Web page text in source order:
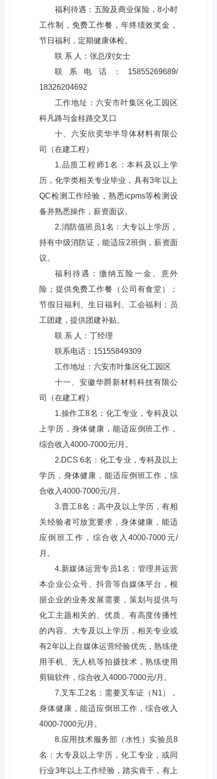
福利待遇：五险及商业保险，8小时
工作制，免费工作餐，年终绩效奖金，
节日福利，定期健康体检。
联 系 人：张总/刘女士
联系电话：15855269689/
18326204692
工作地址：六安市叶集区化工园区
科凡路与金桂路交叉口
十、六安欣奕华半导体材料有限公
司（在建工程）
1.品质工程师1名：本科及以上学
历，化学类相关专业毕业，具有3年以上
QC检测工作经验，熟悉icpms等检测设
备并熟悉操作，薪资面议。
2.消防值班员1名：大专以上学历，
持有中级消防证，能适应2班倒，薪资面
议。
福利待遇：缴纳五险一金、意外
险；提供免费工作餐（公司有食堂）；
节假日福利、生日福利、工会福利；员
工团建，提供团建补贴。
联 系 人：丁经理
联系电话：15155849309
工作地址：六安市叶集区化工园区
十一、安徽华爵新材料科技有限公
司（在建工程）
1.操作工8名：化工专业，专科及以
上学历，身体健康，能适应倒班工作，
综合收入4000-7000元/月。
2.DCS 6名：化工专业，专科及以上
学历，身体健康，能适应倒班工作，综
合收入4000-7000元/月。
3.普工8名：高中及以上学历，有相
关经验者可放宽要求，身体健康，能适
应倒班工作，综合收入4000-7000元/
月。
4.新媒体运营专员1名：管理并运营
本企业公众号、抖音等自媒体平台，根
据企业的业务发展需要，策划与提供与
化工主题相关的、优质、有高度传播性
的内容。大专及以上学历，相关专业或
有2年以上自媒体运营经验优先，熟练使
用手机、无人机等拍摄技术，熟练使用
剪辑软件，综合收入4000-7000元/月。
7.叉车工2名：需要叉车证（N1），
身体健康，能适应倒班工作，综合收入
4000-7000元/月。
8.应用技术服务部（水性）实验员8
名：大专及以上学历，化工专业，或同
行业3年以上工作经验，踏实肯干，有上